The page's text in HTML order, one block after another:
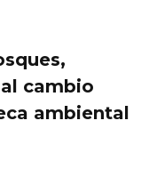
cambio
ambiental